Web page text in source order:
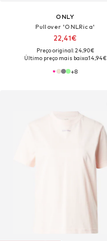
ONLY
Pullover 'ONLRica'
22,41€
Preço original: 24,90€
Último preço mais baixo:14,94€
+8